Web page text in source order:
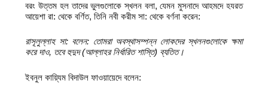
বরং উত্তম হল তাদের ভুলগুলোকে স্খলন বলা, যেমন মুসনাদে আহমদে হযরত
আয়েশা রা: থেকে বর্ণিত, তিনি নবী করীম সা: থেকে বর্ণনা করেন:
রাসূলুল্লাহ সা: বলেন: তোমরা অবস্থাসম্পন্ন লোকদের স্খলনগুলোকে ক্ষমা
করে দাও, তবে হুদুদ (আল্লাহর নির্ধারিত শাস্তি) ব্যতিত।
ইবনুল কায়্যিম বিদাউল ফাওয়ায়েদে বলেন: